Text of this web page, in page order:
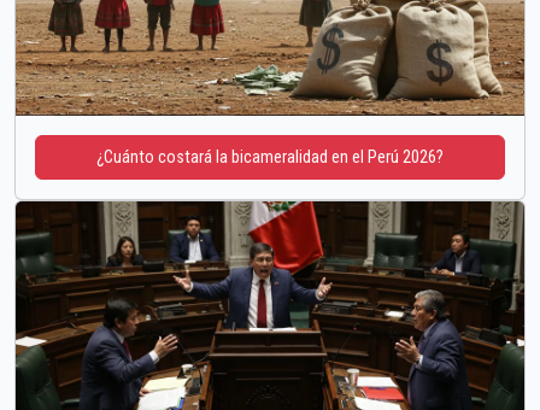
¿Cuánto costará la bicameralidad en el Perú 2026?